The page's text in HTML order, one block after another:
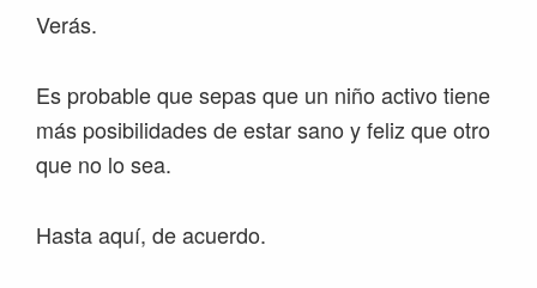
Verás.
Es probable que sepas que un niño activo tiene
más posibilidades de estar sano y feliz que otro
que no lo sea.
Hasta aquí, de acuerdo.